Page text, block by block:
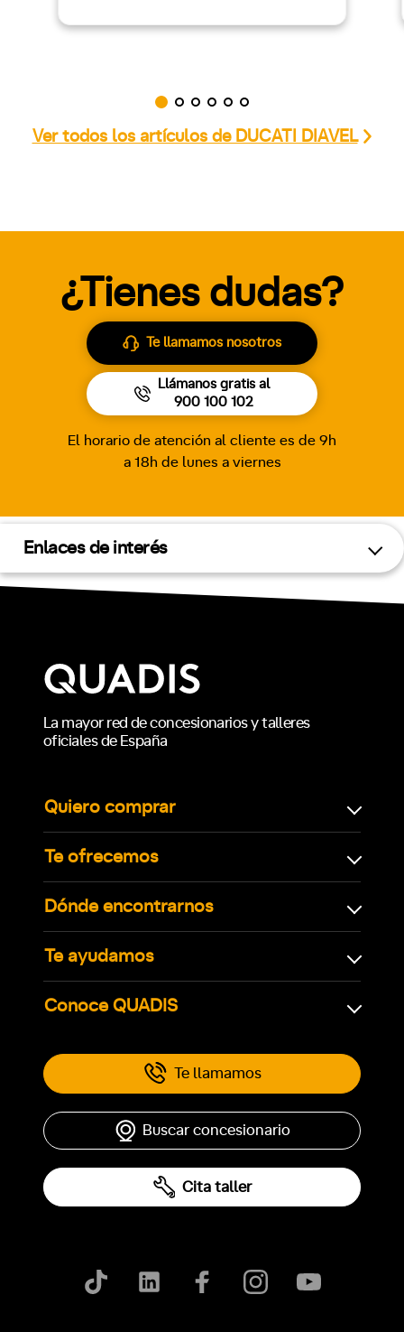
Ver todos los artículos de DUCATI DIAVEL
¿Tienes dudas?
Te llamamos nosotros
Llámanos gratis al
900 100 102
El horario de atención al cliente es de 9h
a 18h de lunes a viernes
Enlaces de interés
La mayor red de concesionarios y talleres
oficiales de España
Quiero comprar
Te ofrecemos
Dónde encontrarnos
Te ayudamos
Conoce QUADIS
Te llamamos
Buscar concesionario
Cita taller